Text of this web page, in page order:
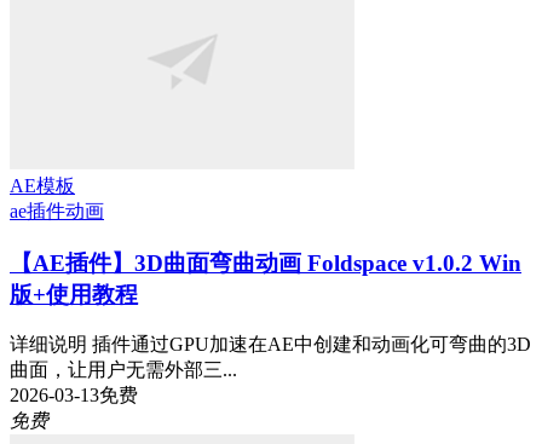
AE模板
ae插件动画
【AE插件】3D曲面弯曲动画 Foldspace v1.0.2 Win
版+使用教程
详细说明 插件通过GPU加速在AE中创建和动画化可弯曲的3D
曲面，让用户无需外部三...
2026-03-13免费
免费